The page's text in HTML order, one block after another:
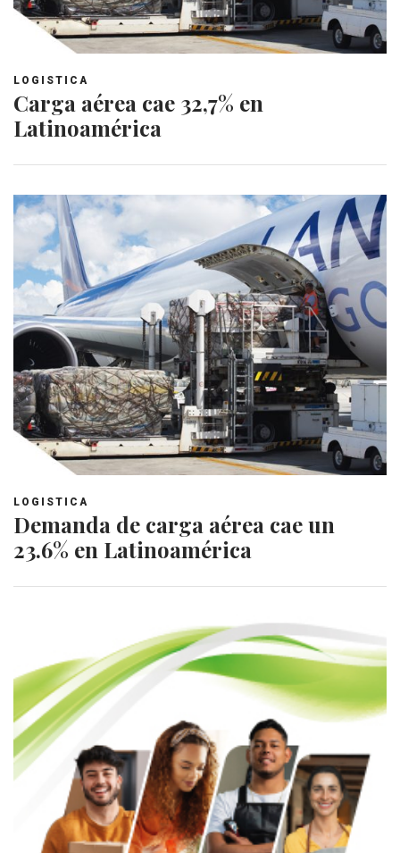
LOGISTICA
Carga aérea cae 32,7% en
Latinoamérica
LOGISTICA
Demanda de carga aérea cae un
23.6% en Latinoamérica